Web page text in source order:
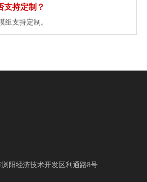
支持定制？
组支持定制。
阳经济技术开发区利通路8号